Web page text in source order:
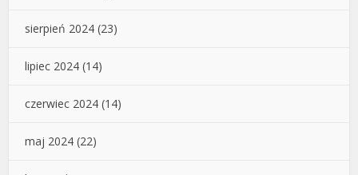
sierpień 2024 (23)
lipiec 2024 (14)
czerwiec 2024 (14)
maj 2024 (22)